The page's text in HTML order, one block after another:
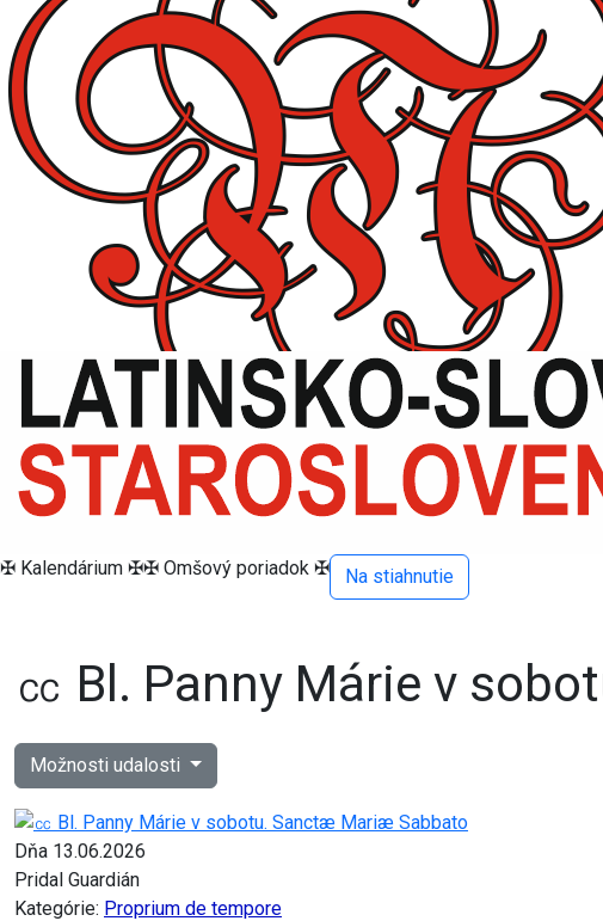
✠ Kalendárium ✠✠ Omšový poriadok ✠ Na stiahnutie
㏄ Bl. Panny Márie v
Možnosti udalosti
Dňa 13.06.2026
Pridal Guardián
Kategórie: Proprium de tempore